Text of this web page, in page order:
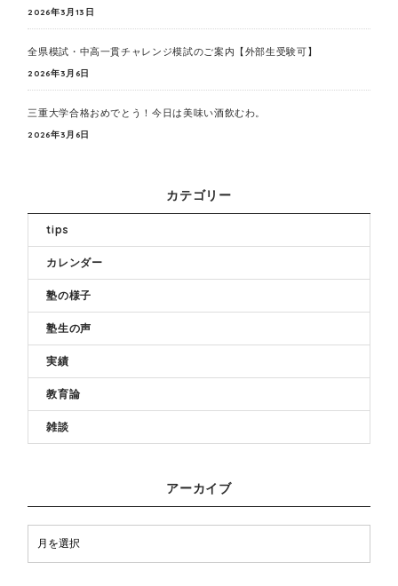
2026年3月13日
全県模試・中高一貫チャレンジ模試のご案内【外部生受験可】
2026年3月6日
三重大学合格おめでとう！今日は美味い酒飲むわ。
2026年3月6日
カテゴリー
tips
カレンダー
塾の様子
塾生の声
実績
教育論
雑談
アーカイブ